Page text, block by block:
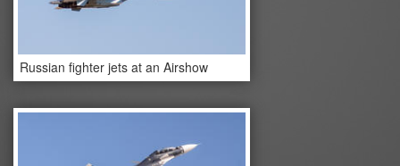
Russian fighter jets at an Airshow